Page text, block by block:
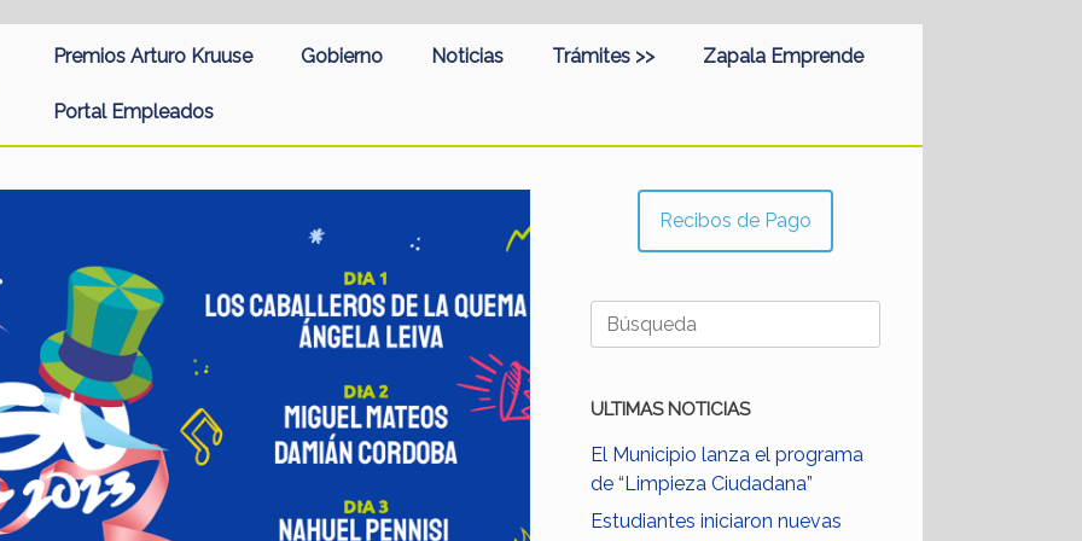
Premios Arturo Kruuse Gobierno Noticias Trámites >> Zapala Emprende
Portal Empleados
Recibos de Pago
Buscar:
ULTIMAS NOTICIAS
El Municipio lanza el programa
de “Limpieza Ciudadana”
Estudiantes iniciaron nuevas